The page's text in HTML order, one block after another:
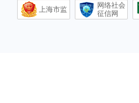
上海市监
网络社会
征信网